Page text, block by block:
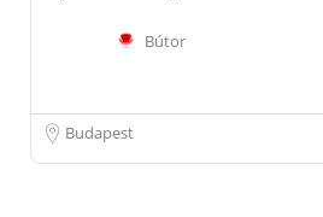
Bútor
Budapest